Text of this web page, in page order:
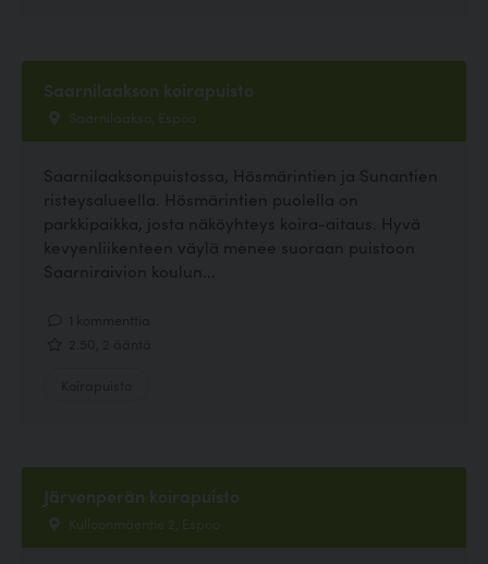
Saarnilaakson koirapuisto
Saarnilaakso, Espoo
Saarnilaaksonpuistossa, Hösmärintien ja Sunantien
risteysalueella. Hösmärintien puolella on
parkkipaikka, josta näköyhteys koira-aitaus. Hyvä
kevyenliikenteen väylä menee suoraan puistoon
Saarniraivion koulun...
Järvenperän koirapuisto
Kulloonmäentie 2, Espoo